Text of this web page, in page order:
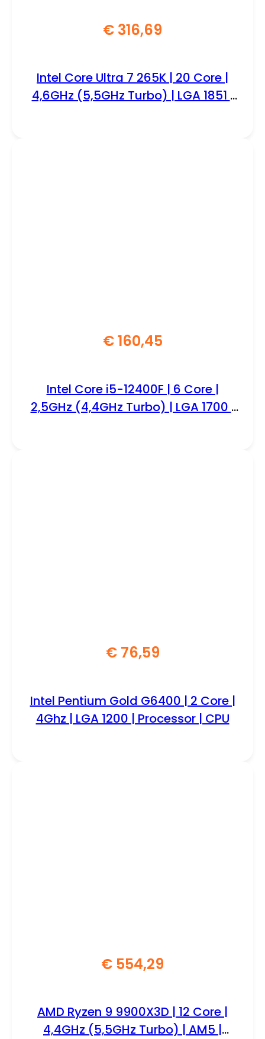
€ 316,69
Intel Core Ultra 7 265K | 20 Core |
4,6GHz (5,5GHz Turbo) | LGA 1851 |
€160,45
Intel Core i5-12400F | 6 Core |
2,5GHz (4,4GHz Turbo) | LGA 1700 |
€76,59
Intel Pentium Gold G6400 | 2 Core |
4Ghz | LGA 1200 | Processor | CPU
€ 554,29
AMD Ryzen 9 9900X3D | 12 Core |
4,4GHz (5,5GHz Turbo) | AM5 |